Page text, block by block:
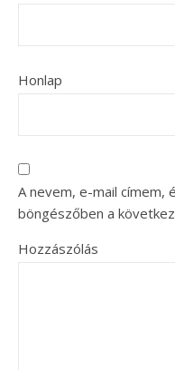
Honlap
A nevem, e-mail címem,
böngészőben a
Hozzászólás